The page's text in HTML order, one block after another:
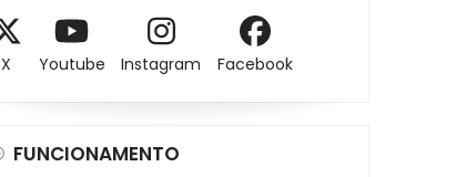
X Youtube Instagram Facebook
FUNCIONAMENTO